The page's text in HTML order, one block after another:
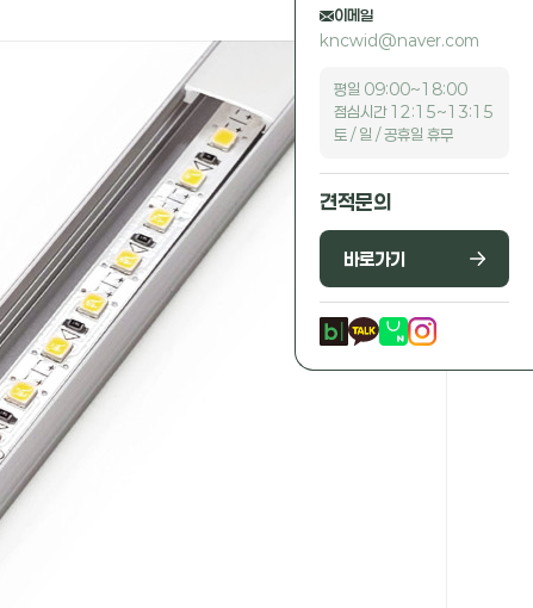
이메일
kncwid@naver.com
평일 09:00~18:00
점심시간 12:15~13:15
토 / 일 / 공휴일 휴무
견적문의
바로가기